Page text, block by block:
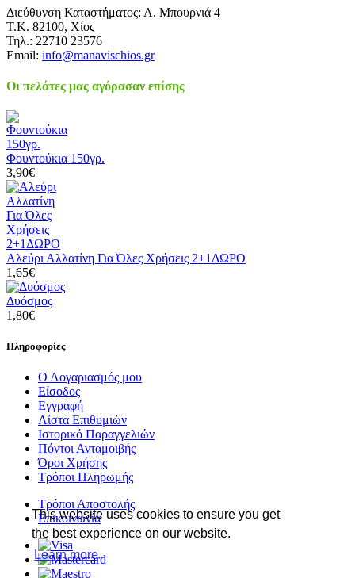
This website uses cookies to ensure you get
the best experience on our website.
Learn more
Διεύθυνση Καταστήματος: Α. Μπουρνιά 4
Τ.Κ. 82100, Χίος
Τηλ.: 22710 23576
Email: info@manavischios.gr
Οι πελάτες μας αγόρασαν επίσης
Φουντούκια 150γρ.
3,90€
Αλεύρι Αλλατίνη Για Όλες Χρήσεις 2+1ΔΩΡΟ
1,65€
Δυόσμος
1,80€
Πληροφορίες
Ο Λογαριασμός μου
Είσοδος
Εγγραφή
Λίστα Επιθυμιών
Ιστορικό Παραγγελιών
Πόντοι Ανταμοιβής
Όροι Χρήσης
Τρόποι Πληρωμής
Τρόποι Αποστολής
Επικοινωνία